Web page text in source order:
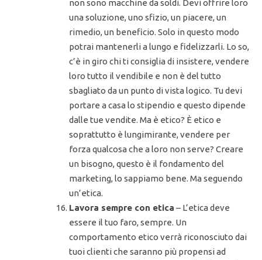
non sono macchine da soldi. Devi offrire loro
una soluzione, uno sfizio, un piacere, un
rimedio, un beneficio. Solo in questo modo
potrai mantenerli a lungo e fidelizzarli. Lo so,
c’è in giro chi ti consiglia di insistere, vendere
loro tutto il vendibile e non è del tutto
sbagliato da un punto di vista logico. Tu devi
portare a casa lo stipendio e questo dipende
dalle tue vendite. Ma è etico? È etico e
soprattutto è lungimirante, vendere per
forza qualcosa che a loro non serve? Creare
un bisogno, questo è il fondamento del
marketing, lo sappiamo bene. Ma seguendo
un’etica.
Lavora sempre con etica – L’etica deve
essere il tuo faro, sempre. Un
comportamento etico verrà riconosciuto dai
tuoi clienti che saranno più propensi ad